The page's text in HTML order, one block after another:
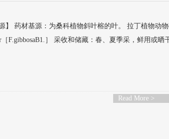
】 药材基源：为桑科植物斜叶榕的叶。 拉丁植物动
［F.gibbosaB1.］ 采收和储藏：春、夏季采，鲜用或晒
Read More >